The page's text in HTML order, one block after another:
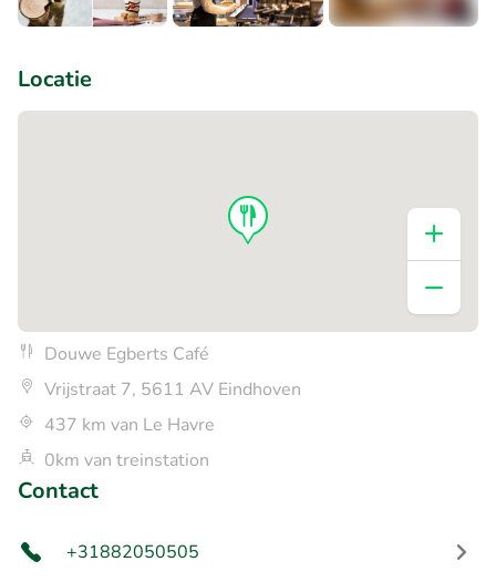
Locatie
Douwe Egberts Café
Vrijstraat 7, 5611 AV Eindhoven
437 km van Le Havre
0km van treinstation
Contact
+31882050505